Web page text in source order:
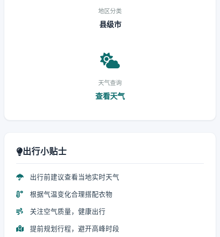
地区分类
县级市
天气查询
查看天气
出行小贴士
出行前建议查看当地实时天气
根据气温变化合理搭配衣物
关注空气质量，健康出行
提前规划行程，避开高峰时段